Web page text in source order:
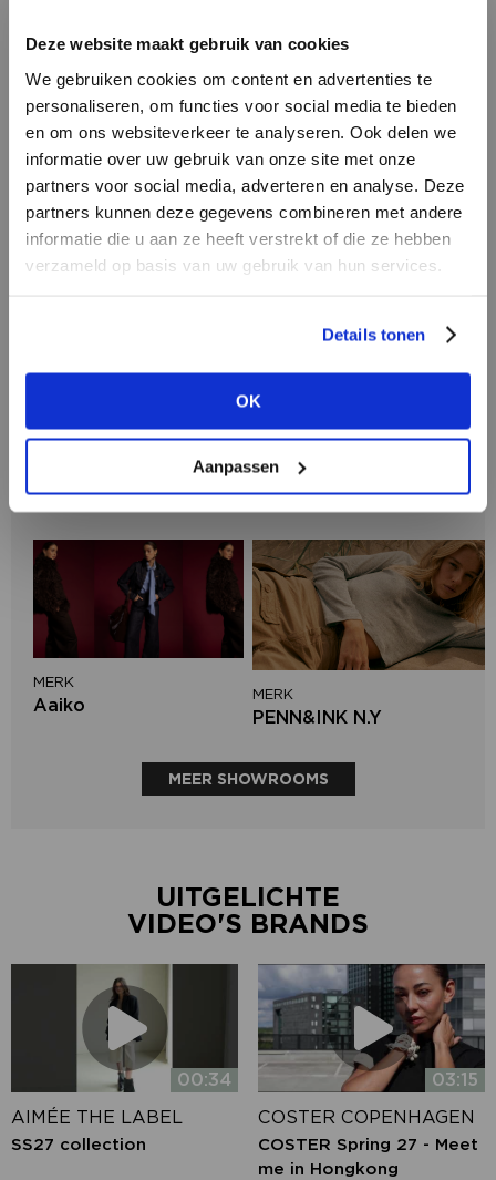
Deze website maakt gebruik van cookies
We gebruiken cookies om content en advertenties te
personaliseren, om functies voor social media te bieden
en om ons websiteverkeer te analyseren. Ook delen we
informatie over uw gebruik van onze site met onze
partners voor social media, adverteren en analyse. Deze
partners kunnen deze gegevens combineren met andere
informatie die u aan ze heeft verstrekt of die ze hebben
verzameld op basis van uw gebruik van hun services.
Details tonen
OK
Aanpassen
INLOGGEN
Wachtwoord
INLOGGEN
NOG GEEN ACCOUNT?
MERK
Mos Mosh
Lofty Manner
MERK
MERK
Circle of Trust
MERK
Aaiko
MERK
PENN&INK N.Y
MEER SHOWROOMS
UITGELICHTE
VIDEO'S BRANDS
00:34
AIMÉE THE LABEL
SS27 collection
03:15
COSTER COPENHAGEN
COSTER Spring 27 - Meet
me in Hongkong